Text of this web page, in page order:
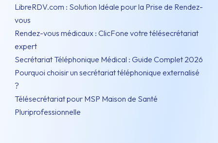
LibreRDV.com : Solution Idéale pour la Prise de Rendez-
vous
Rendez-vous médicaux : ClicFone votre télésecrétariat
expert
Secrétariat Téléphonique Médical : Guide Complet 2026
Pourquoi choisir un secrétariat téléphonique externalisé
?
Télésecrétariat pour MSP Maison de Santé
Pluriprofessionnelle